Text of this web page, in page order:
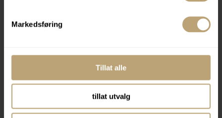
Markedsføring
Tillat alle
tillat utvalg
Hvorfor optimalisering av